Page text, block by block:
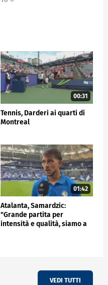
00:31
Tennis, Darderi ai quarti di
Montreal
01:42
Atalanta, Samardzic:
"Grande partita per
intensità e qualità, siamo a
VEDI TUTTI